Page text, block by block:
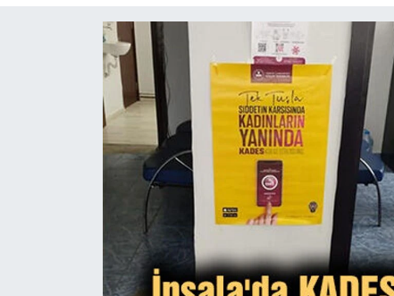
SAĞLIK
EĞİTİM
TARIM VE HAYVANCILIK
KÜLTÜR SANAT